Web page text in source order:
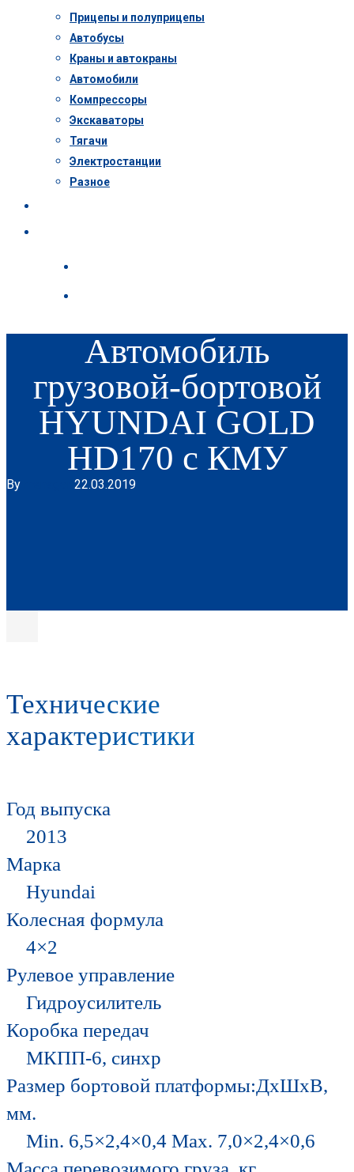
Прицепы и полуприцепы
Автобусы
Краны и автокраны
Автомобили
Компрессоры
Экскаваторы
Тягачи
Электростанции
Разное
Автомобиль
грузовой-бортовой
HYUNDAI GOLD
HD170 с КМУ
By 22.03.2019
Технические
характеристики
Год выпуска
2013
Марка
Hyundai
Колесная формула
4×2
Рулевое управление
Гидроусилитель
Коробка передач
МКПП-6, синхр
Размер бортовой платформы:ДхШхВ,
мм.
Min. 6,5×2,4×0,4 Max. 7,0×2,4×0,6